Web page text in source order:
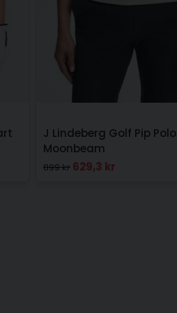
J Lindeberg Golf Pip Polo
Moonbeam
899 kr 629,3 kr